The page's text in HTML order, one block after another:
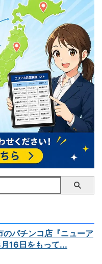
のパチンコ店『ニューア
16日をもって...